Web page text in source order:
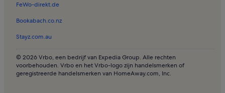
Vakantiehuizen in Alcalar
Vakantiehuizen in Clube Golfemar
Vakantiehuizen in Estombar
Vakantiehuizen in Vale de Covo
FeWo-direkt.de
Bookabach.co.nz
Stayz.com.au
© 2026 Vrbo, een bedrijf van Expedia Group. Alle rechten
voorbehouden. Vrbo en het Vrbo-logo zijn handelsmerken of
geregistreerde handelsmerken van HomeAway.com, Inc.